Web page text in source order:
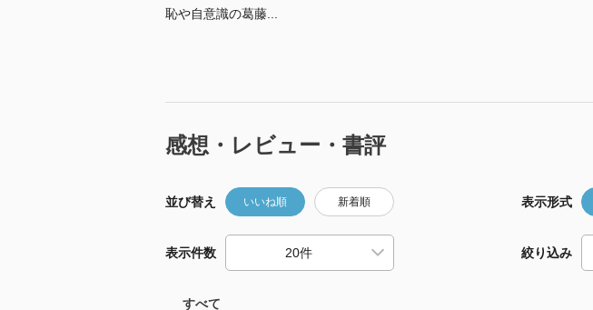
恥や自意識の葛藤...
感想・レビュー・書評
並び替え いいね順 新着順 表示形式
表示件数 絞り込み
すべて